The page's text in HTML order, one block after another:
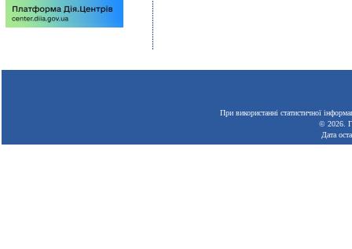
При використанні статистичної
© 2026.
Дата